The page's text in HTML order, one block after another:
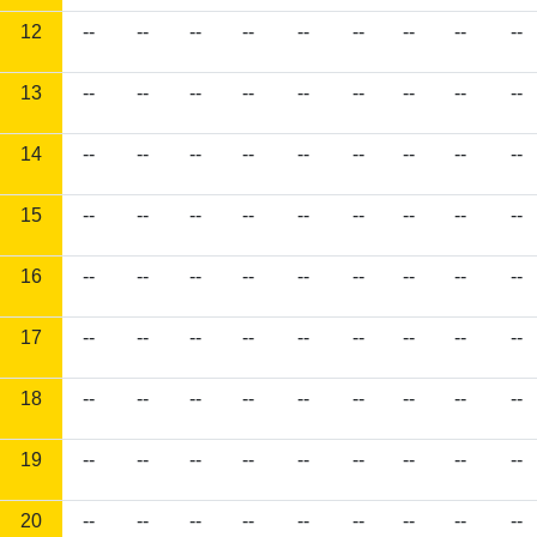
12 -- -- -- -- -- -- -- -- --
13 -- -- -- -- -- -- -- -- --
14 -- -- -- -- -- -- -- -- --
15 -- -- -- -- -- -- -- -- --
16 -- -- -- -- -- -- -- -- --
17 -- -- -- -- -- -- -- -- --
18 -- -- -- -- -- -- -- -- --
19 -- -- -- -- -- -- -- -- --
20 -- -- -- -- -- -- -- -- --